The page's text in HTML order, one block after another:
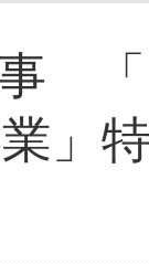
事
」